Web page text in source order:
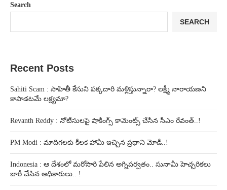
Search
SEARCH
Recent Posts
Sahiti Scam : సాహితీ కేసుని పక్కదారి మళ్లిస్తున్నారా? లక్ష్మీ నారాయణని
కాపాడటమే లక్ష్యమా?
Revanth Reddy : నోటీసులపై షాకింగ్స్ కామెంట్స్ చేసిన సీఎం రేవంత్..!
PM Modi : మాదిగలకు కీలక హామీ ఇచ్చిన ప్రధాని మోడీ..!
Indonesia : ఆ దేశంలో మరోసారి పేలిన అగ్నిపర్వతం.. సునామీ హెచ్చరికలు
జారీ చేసిన అధికారులు.. !